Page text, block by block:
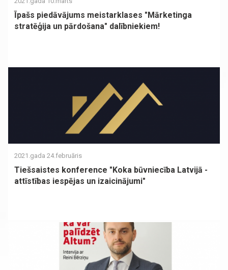
Īpašs piedāvājums meistarklases "Mārketinga
stratēģija un pārdošana" dalībniekiem!
2021.gada 24.februāris
Tiešsaistes konference "Koka būvniecība Latvijā -
attīstības iespējas un izaicinājumi"